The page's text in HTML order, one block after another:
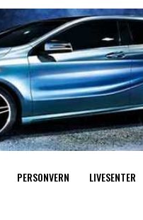
PERSONVERN LIVESENTER